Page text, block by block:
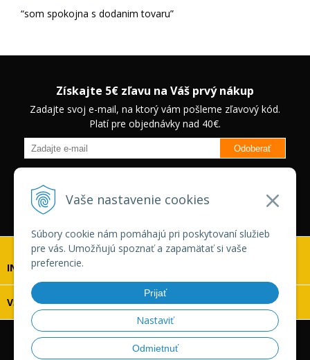
Vaše nastavenie cookies
Súbory cookie nám pomáhajú pri poskytovaní služieb
pre vás. Umožňujú spoznať a zapamätať si vaše
preferencie.
Prijať
Nastaviť
Odmietnuť
som spokojna s dodanim tovaru
Získajte 5€ zľavu na Váš prvý nákup
Zadajte svoj e-mail, na ktorý vám pošleme zľavový kód.
Platí pre objednávky nad 40€.
Odoberať
zľavách na vybrané produkty.
Neplatí pre Veľkoobchodných
zákazníkov.
INFOLINKA
VŠETKO O NÁKUPE
© 2026 Vaskonaradie.sk •tvorba eshopu cez UNIobchod